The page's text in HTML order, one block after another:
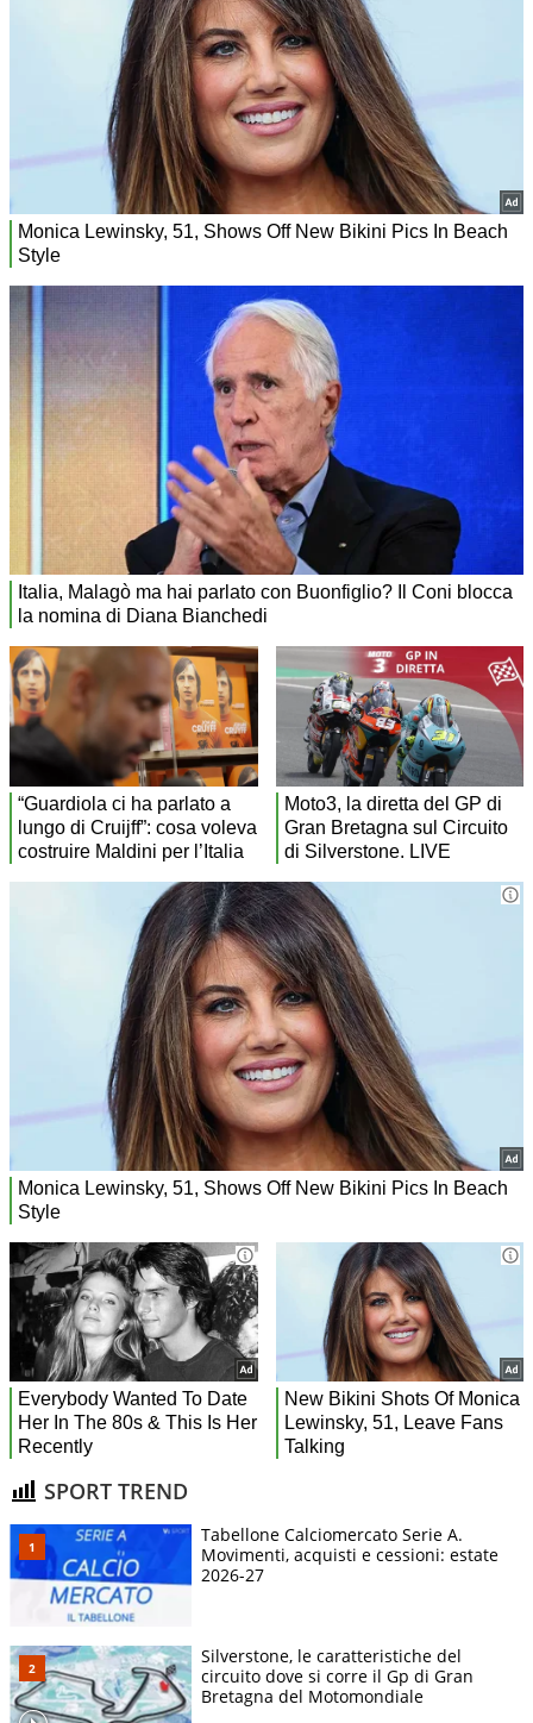
SPORT TREND
Tabellone Calciomercato Serie A.
Movimenti, acquisti e cessioni: estate
2026-27
Silverstone, le caratteristiche del
circuito dove si corre il Gp di Gran
Bretagna del Motomondiale